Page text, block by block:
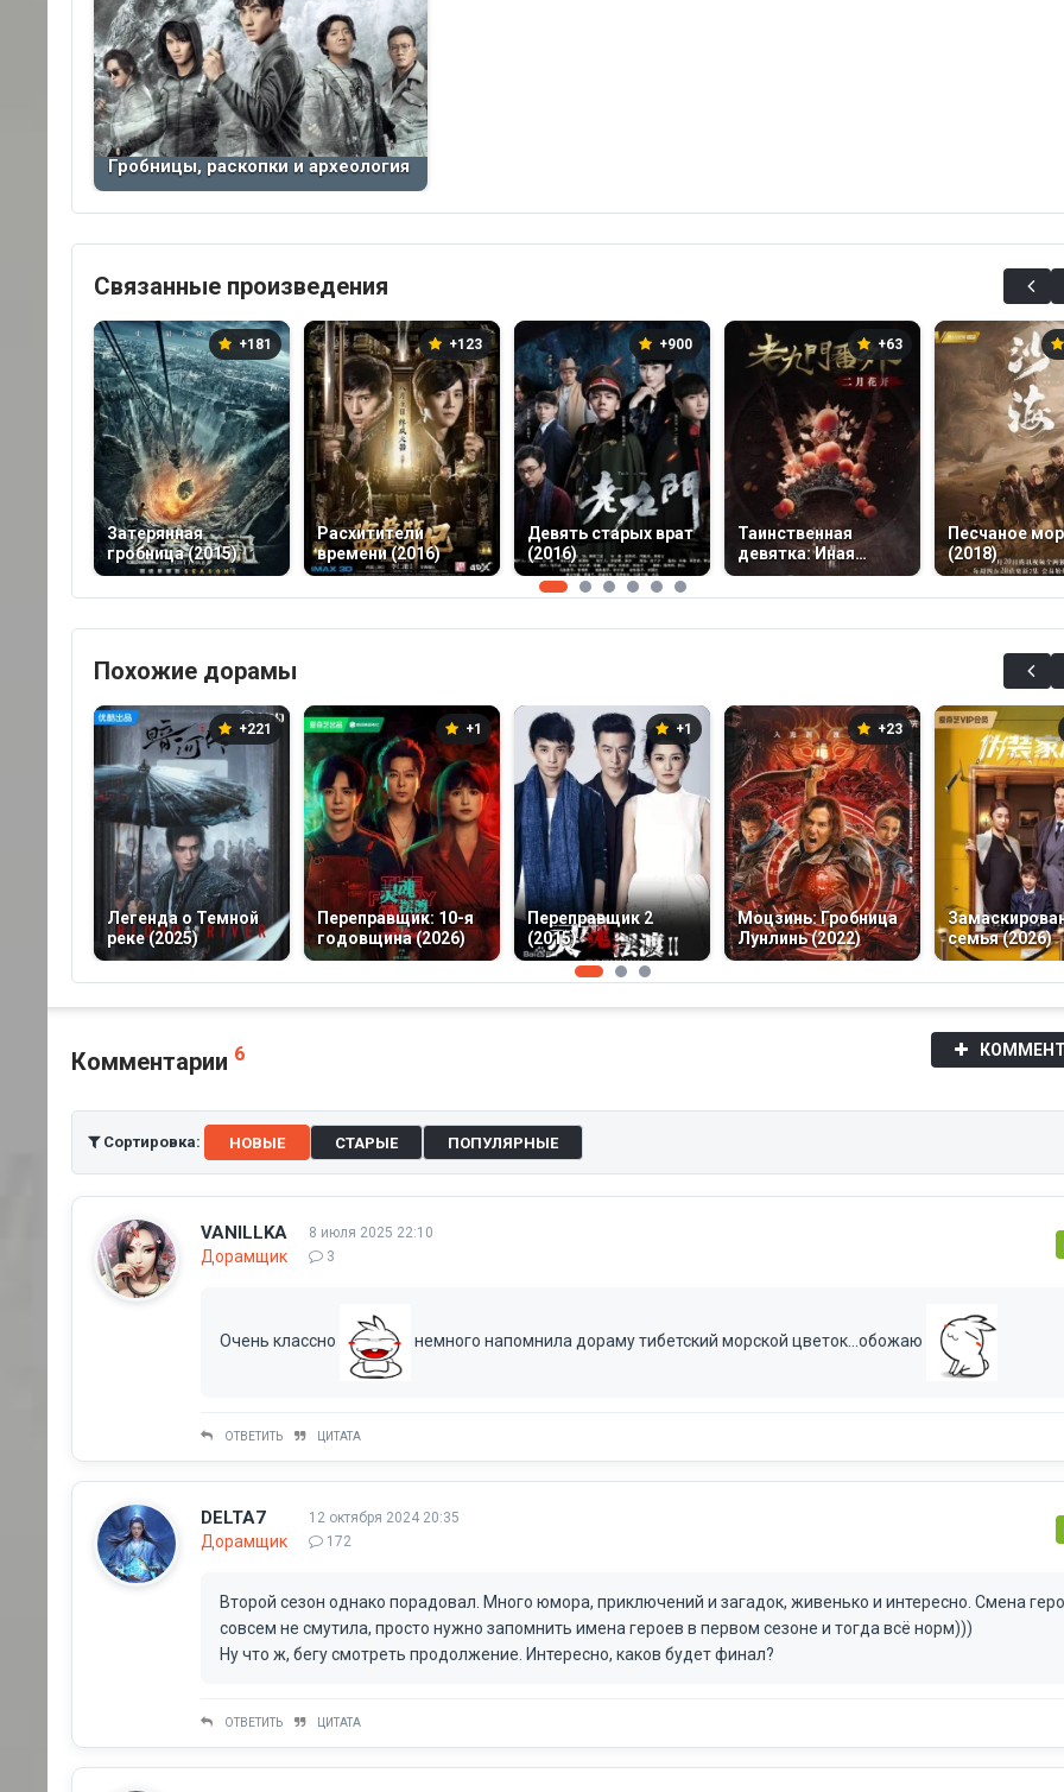
Гробницы, раскопки и археология
Связанные произведения
+181
Затерянная
гробница (2015)
+123
Расхитители
времени (2016)
+900
Девять старых врат
(2016)
+63
Таинственная
девятка: Иная
история (2016)
Песчаное
(2018)
Похожие дорамы
+221
Легенда о Темной
реке (2025)
+1
Переправщик: 10-я
годовщина (2026)
+1
Переправщик 2
(2015)
+23
Моцзинь: Гробница
Лунлинь (2022)
семья (2026)
Комментарии 6
Сортировка: НОВЫЕ СТАРЫЕ ПОПУЛЯРНЫЕ
VANILLKA
Дорамщик
8 июля 2025 22:10
3
Очень классно немного напомнила дораму тибетский морской цветок...обожаю
ОТВЕТИТЬ ЦИТАТА
DELTA7
Дорамщик
12 октября 2024 20:35
172
Второй сезон однако порадовал. Много юмора, приключений и загадок, живенько и интересно. Смена
совсем не смутила, просто нужно запомнить имена героев в первом сезоне и тогда всё норм)))
Ну что ж, бегу смотреть продолжение. Интересно, каков будет финал?
ОТВЕТИТЬ ЦИТАТА